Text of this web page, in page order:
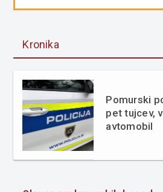
Kronika
Pomurski
pet tujcev,
avtomobil